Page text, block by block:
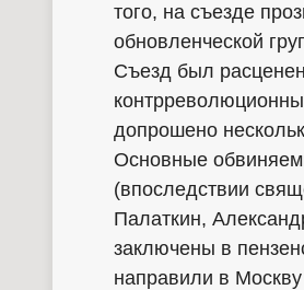
того, на съезде
обновленческой
Съезд был
допрошено
Основные
(впоследствии
Палаткин,
заключены в
направили в